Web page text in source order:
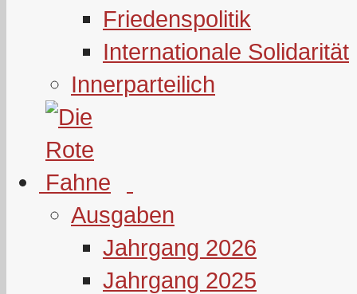
Friedenspolitik
Internationale Solidarität
Innerparteilich
Ausgaben
Jahrgang 2026
Jahrgang 2025